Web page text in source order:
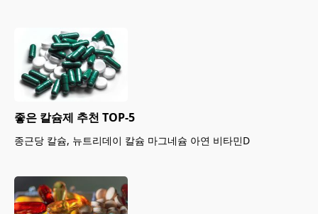
좋은 칼슘제 추천 TOP-5
종근당 칼슘, 뉴트리데이 칼슘 마그네슘 아연 비타민D